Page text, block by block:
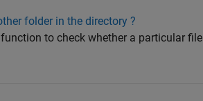
folder in the directory ?
to check whether a particular